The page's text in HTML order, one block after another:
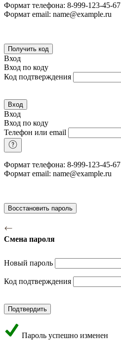
Формат телефона: 8-999-123-45-67
Формат email: name@example.ru
Получить код
Вход
Вход по коду
Код подтверждения
Вход
Вход
Вход по коду
Телефон или email
Формат телефона: 8-999-123-45-67
Формат email: name@example.ru
Восстановить пароль
Смена пароля
Новый пароль
Код подтверждения
Подтвердить
Пароль успешно изменен